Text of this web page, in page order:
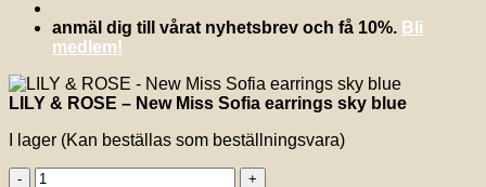
anmäl dig till vårat nyhetsbrev och få 10%. Bli
medlem!
LILY & ROSE – New Miss Sofia earrings sky blue
I lager (Kan beställas som beställningsvara)
LILY